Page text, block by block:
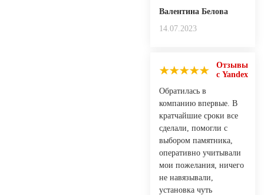
Валентина Белова
14.07.2023
Отзывы
с Yandex
Обратилась в
компанию впервые. В
кратчайшие сроки все
сделали, помогли с
выбором памятника,
оперативно учитывали
мои пожелания, ничего
не навязывали,
установка чуть